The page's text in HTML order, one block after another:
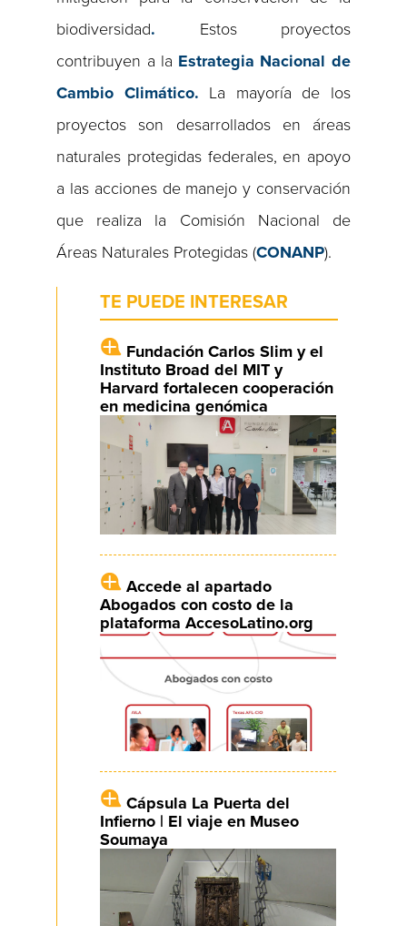
biodiversidad. Estos proyectos
contribuyen a la Estrategia Nacional de
Cambio Climático. La mayoría de los
proyectos son desarrollados en áreas
naturales protegidas federales, en apoyo
a las acciones de manejo y conservación
que realiza la Comisión Nacional de
Áreas Naturales Protegidas (CONANP).
TE PUEDE INTERESAR
Fundación Carlos Slim y el
Instituto Broad del MIT y
Harvard fortalecen cooperación
en medicina genómica
Accede al apartado
Abogados con costo de la
plataforma AccesoLatino.org
Cápsula La Puerta del
Infierno | El viaje en Museo
Soumaya